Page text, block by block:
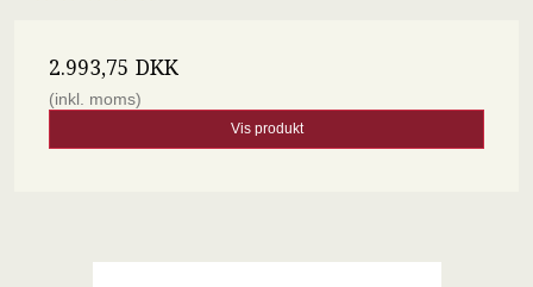
2.993,75 DKK
(inkl. moms)
Vis produkt